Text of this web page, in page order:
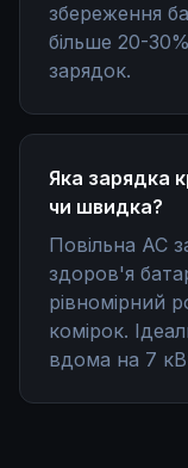
збереження
більше 20-30%
зарядок.
Яка зарядка
чи швидка?
Повільна AC
здоров'я
рівномірний
комірок.
вдома на 7